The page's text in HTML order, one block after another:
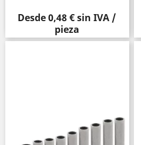
Precio
Desde0,48 €sin IVA /
pieza